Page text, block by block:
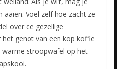
Als je wilt, mag je
aaien. Voel zelf hoe zacht ze
over de gezellige
het genot van een kop koffie
stroopwafel op het